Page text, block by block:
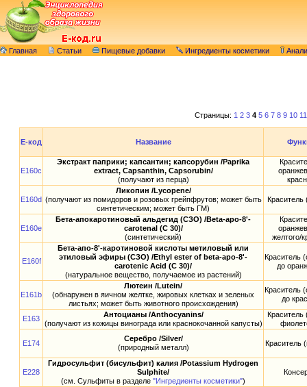
Главная Статьи Пищевые добавки Ингредиенты косметики
Страницы: 1 2 3 4 5 6 7 8 9 10 11
E-код Название
E160c
Экстракт паприки; капсантин; капсорубин /Paprika
extract, Capsanthin, Capsorubin/
(получают из перца)
E160d
Ликопин /Lycopene/
(получают из помидоров и розовых грейпфрутов; может быть
синтетическим; может быть ГМ)
Краситель
E160e
Бета-апокаротиновый альдегид (СЗО) /Beta-apo-8'-
carotenal (C 30)/
(синтетический)
желтого/
E160f
Бета-апо-8'-каротиновой кислоты метиловый или
этиловый эфиры (СЗО) /Ethyl ester of beta-apo-8'-
carotenic Acid (C 30)/
(натуральное вещество, получаемое из растений)
Краситель
до
E161b
Лютеин /Lutein/
(обнаружен в яичном желтке, жировых клетках и зеленых
листьях; может быть животного происхождения)
Краситель
до
E163
Антоцианы /Anthocyanins/
(получают из кожицы винограда или краснокочанной капусты)
Краситель
E174
Серебро /Silver/
(природный металл)
Краситель
E228
Гидросульфит (бисульфит) калия /Potassium Hydrogen
Sulphite/
(см. Сульфиты в разделе "Ингредиенты косметики")